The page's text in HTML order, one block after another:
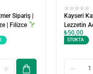
Kayseri Katmeri Sipariş |
Orijinal Tarif | Filizce
ON BACK ORDER